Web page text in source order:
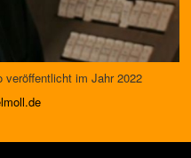
veröffentlicht im Jahr 2022